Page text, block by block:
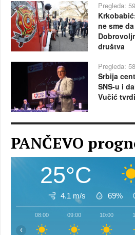
Pregleda:
ne sme
društva
Pregleda:
Srbija
SNS-u i
Vučić
PANČEVO
25°C
4.1 m/s 69%
08:00 09:00 10:00
‹